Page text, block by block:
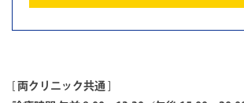
[ 両クリニック共通 ]